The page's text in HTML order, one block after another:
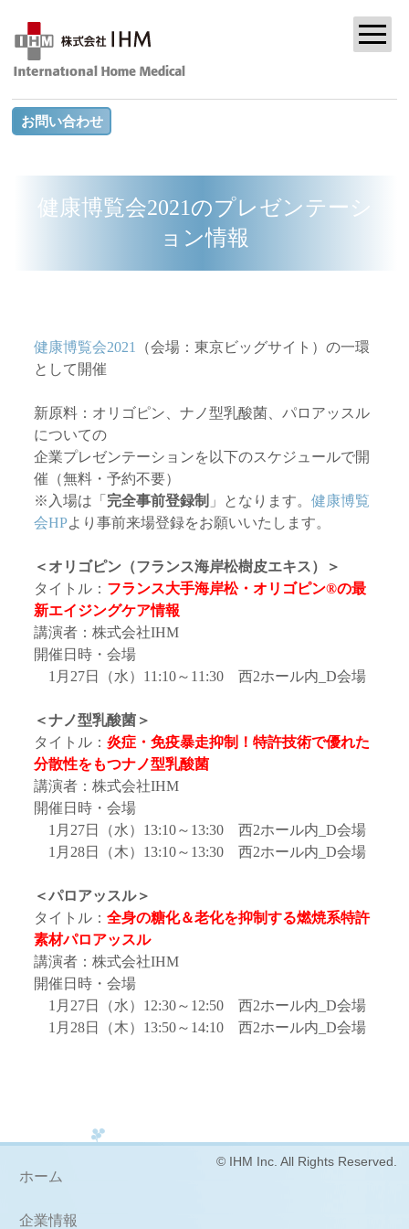
お問い合わせ
健康博覧会2021のプレゼンテーシ
ョン情報
健康博覧会2021
（会場：東京ビッグサイト）の一環
として開催
新原料：オリゴピン、ナノ型乳酸菌、パロアッスル
についての
企業プレゼンテーションを以下のスケジュールで開
催（無料・予約不要）
※入場は「 完全事前登録制 」となります。健康博覧
会HPより事前来場登録をお願いいたします。
＜オリゴピン（フランス海岸松樹皮エキス）＞
タイトル： フランス大手海岸松・オリゴピン®の最
新エイジングケア情報
講演者：株式会社IHM
開催日時・会場
1月27日（水）11:10～11:30 西2ホール内_D会場
＜ナノ型乳酸菌＞
タイトル：炎症・免疫暴走抑制！特許技術で優れた
分散性をもつナノ型乳酸菌
講演者：株式会社IHM
開催日時・会場
1月27日（水）13:10～13:30 西2ホール内_D会場
1月28日（木）13:10～13:30 西2ホール内_D会場
＜パロアッスル＞
タイトル：全身の糖化＆老化を抑制する燃焼系特許
素材パロアッスル
講演者：株式会社IHM
開催日時・会場
1月27日（水）12:30～12:50 西2ホール内_D会場
1月28日（木）13:50～14:10 西2ホール内_D会場
ホーム
企業情報
© IHM Inc. All Rights Reserved.